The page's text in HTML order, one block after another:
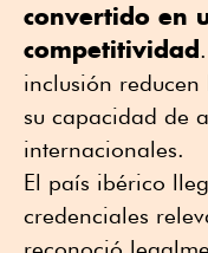
convertido en
competitividad
inclusión
su capacidad de
internacionales.
El país ibérico
credenciales